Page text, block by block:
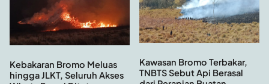
Kebakaran Bromo Meluas
hingga JLKT, Seluruh Akses
Kawasan Bromo Terbakar,
TNBTS Sebut Api Berasal